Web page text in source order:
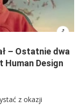
– Ostatnie dwa
Human Design
z okazji